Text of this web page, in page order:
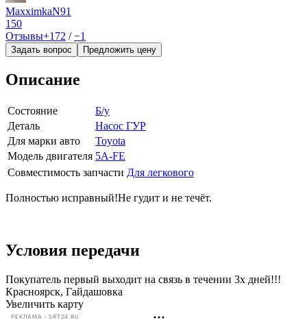
MaxximkaN91
150
Отзывы+172 /−1
Задать вопрос Предложить цену
Описание
Состояние
Б/у
Деталь
Насос ГУР
Для марки авто
Toyota
Модель двигателя 5A-FE
Совместимость запчасти Для легкового
Полностью исправный!Не гудит и не течёт.
Условия передачи
Покупатель первый выходит на связь в течении 3х дней!!!
Красноярск, Гайдашовка
Увеличить карту
РЕКЛАМА • SRT24.RU